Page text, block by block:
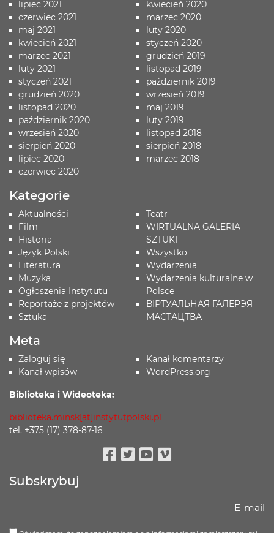
lipiec 2021
czerwiec 2021
maj 2021
kwiecień 2021
marzec 2021
luty 2021
styczeń 2021
grudzień 2020
listopad 2020
październik 2020
wrzesień 2020
sierpień 2020
lipiec 2020
czerwiec 2020
kwiecień 2020
marzec 2020
luty 2020
styczeń 2020
grudzień 2019
listopad 2019
październik 2019
wrzesień 2019
maj 2019
luty 2019
listopad 2018
sierpień 2018
marzec 2018
Kategorie
Aktualności
Film
Historia
Język Polski
Literatura
Muzyka
Ogłoszenia Instytutu
Reportaże z projektów
Sztuka
Teatr
WIRTUALNA GALERIA
SZTUKI
Wszystko
Wydarzenia
Wydarzenia kulturalne w
Polsce
ВІРТУАЛЬНАЯ ГАЛЕРЭЯ
МАСТАЦТВА
Meta
Zaloguj się
Kanał wpisów
Kanał komentarzy
WordPress.org
Biblioteka i Wideoteka:
biblioteka.minsk[at]instytutpolski.pl
tel. +375 (17) 378-87-16
Subskrybuj